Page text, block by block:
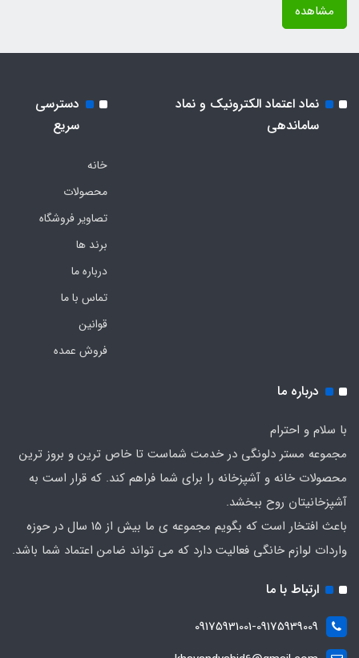
مشاهده
نماد اعتماد الکترونیک و نماد
ساماندهی
دسترسی
سریع
خانه
محصولات
تصاویر فروشگاه
برند ها
درباره ما
تماس با ما
قوانین
فروش عمده
درباره ما
با سلام و احترام
مجموعه مستر دلونگی در خدمت شماست تا خاص ترین و بروز ترین
محصولات خانه و آشپزخانه را برای شما فراهم کند. که قرار است به
آشپزخانیتان روح ببخشد.
باعث افتخار است که بگویم مجموعه ی ما بیش از 15 سال در حوزه
واردات لوازم خانگی فعالیت دارد که می تواند ضامن اعتماد شما باشد.
ارتباط با ما
09175931001-09175939009